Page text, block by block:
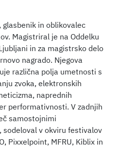
glasbenik in oblikovalec
Magistriral je na Oddelku
in za magistrsko delo
nagrado. Njegova
različna polja umetnosti s
zvoka, elektronskih
naprednih
performativnosti. V zadnjih
samostojnimi
v okviru festivalov
Pixxelpoint, MFRU, Kiblix in